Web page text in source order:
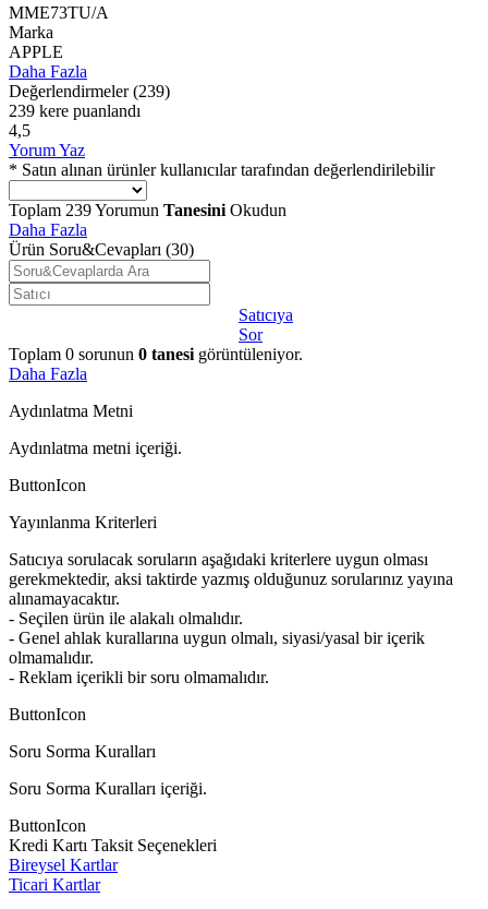
MME73TU/A
Marka
APPLE
Daha Fazla
Değerlendirmeler (239)
239 kere puanlandı
4,5
Yorum Yaz
* Satın alınan ürünler kullanıcılar tarafından değerlendirilebilir
Toplam 239Yorumun Tanesini Okudun
Daha Fazla
Ürün Soru&Cevapları (30)
Satıcıya
Sor
Toplam 0 sorunun 0 tanesi görüntüleniyor.
Daha Fazla
Aydınlatma Metni
Aydınlatma metni içeriği.
ButtonIcon
Yayınlanma Kriterleri
Satıcıya sorulacak soruların aşağıdaki kriterlere uygun olması
gerekmektedir, aksi taktirde yazmış olduğunuz sorularınız yayına
alınamayacaktır.
- Seçilen ürün ile alakalı olmalıdır.
- Genel ahlak kurallarına uygun olmalı, siyasi/yasal bir içerik
olmamalıdır.
- Reklam içerikli bir soru olmamalıdır.
ButtonIcon
Soru Sorma Kuralları
Soru Sorma Kuralları içeriği.
ButtonIcon
Kredi Kartı Taksit Seçenekleri
Bireysel Kartlar
Ticari Kartlar